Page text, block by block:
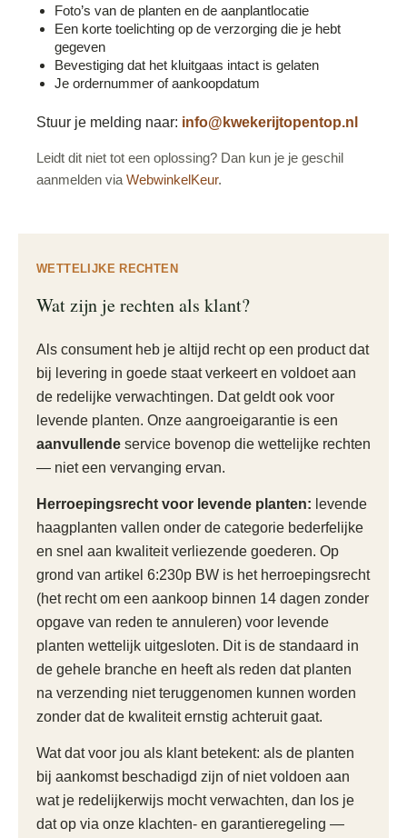
Foto’s van de planten en de aanplantlocatie
Een korte toelichting op de verzorging die je hebt
gegeven
Bevestiging dat het kluitgaas intact is gelaten
Je ordernummer of aankoopdatum
Stuur je melding naar: info@kwekerijtopentop.nl
Leidt dit niet tot een oplossing? Dan kun je je geschil
aanmelden via WebwinkelKeur.
WETTELIJKE RECHTEN
Wat zijn je rechten als klant?
Als consument heb je altijd recht op een product dat
bij levering in goede staat verkeert en voldoet aan
de redelijke verwachtingen. Dat geldt ook voor
levende planten. Onze aangroeigarantie is een
aanvullende service bovenop die wettelijke rechten
— niet een vervanging ervan.
Herroepingsrecht voor levende planten: levende
haagplanten vallen onder de categorie bederfelijke
en snel aan kwaliteit verliezende goederen. Op
grond van artikel 6:230p BW is het herroepingsrecht
(het recht om een aankoop binnen 14 dagen zonder
opgave van reden te annuleren) voor levende
planten wettelijk uitgesloten. Dit is de standaard in
de gehele branche en heeft als reden dat planten
na verzending niet teruggenomen kunnen worden
zonder dat de kwaliteit ernstig achteruit gaat.
Wat dat voor jou als klant betekent: als de planten
bij aankomst beschadigd zijn of niet voldoen aan
wat je redelijkerwijs mocht verwachten, dan los je
dat op via onze klachten- en garantieregeling —